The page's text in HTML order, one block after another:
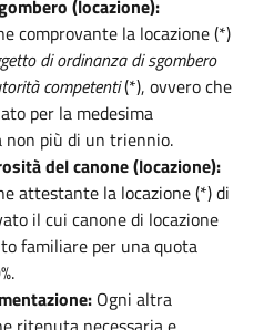
(locazione):
comprovante la locazione (*)
di ordinanza di sgombero
competenti(*), ovvero che
per la medesima
non più di un triennio.
del canone (locazione):
attestante la locazione (*) di
il cui canone di locazione
familiare per una quota
Ogni altra